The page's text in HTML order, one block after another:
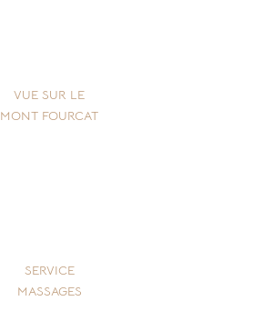
VUE SUR LE
MONT FOURCAT
SERVICE
MASSAGES